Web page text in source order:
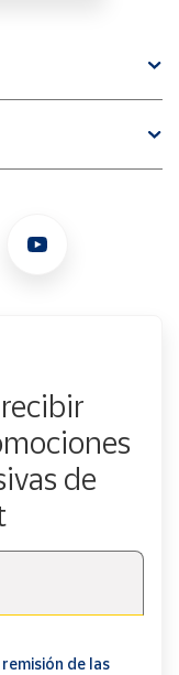
de
de las